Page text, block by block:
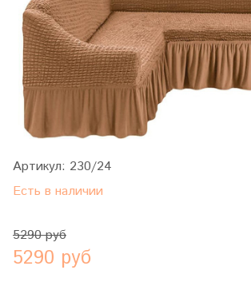
Артикул: 230/24
Есть в наличии
5290 руб
5290 руб